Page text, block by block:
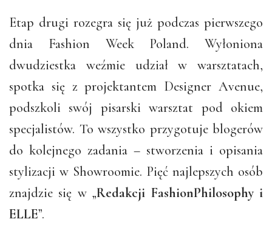
Etap drugi rozegra się już podczas pierwszego
dnia Fashion Week Poland. Wyłoniona
dwudziestka weźmie udział w warsztatach,
spotka się z projektantem Designer Avenue,
podszkoli swój pisarski warsztat pod okiem
specjalistów. To wszystko przygotuje blogerów
do kolejnego zadania – stworzenia i opisania
stylizacji w Showroomie. Pięć najlepszych osób
znajdzie się w „Redakcji FashionPhilosophy i
ELLE”.